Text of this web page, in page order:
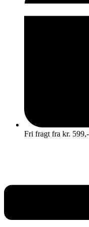
Fri fragt fra kr. 599,-